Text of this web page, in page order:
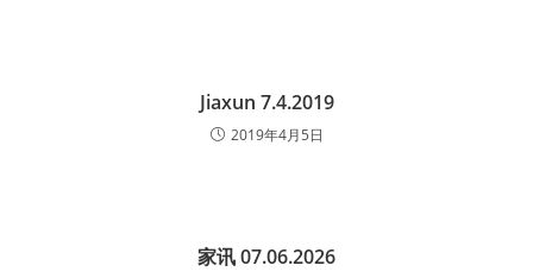
Jiaxun 7.4.2019
2019年4月5日
家讯 07.06.2026